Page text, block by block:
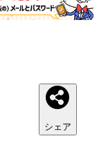
シェア